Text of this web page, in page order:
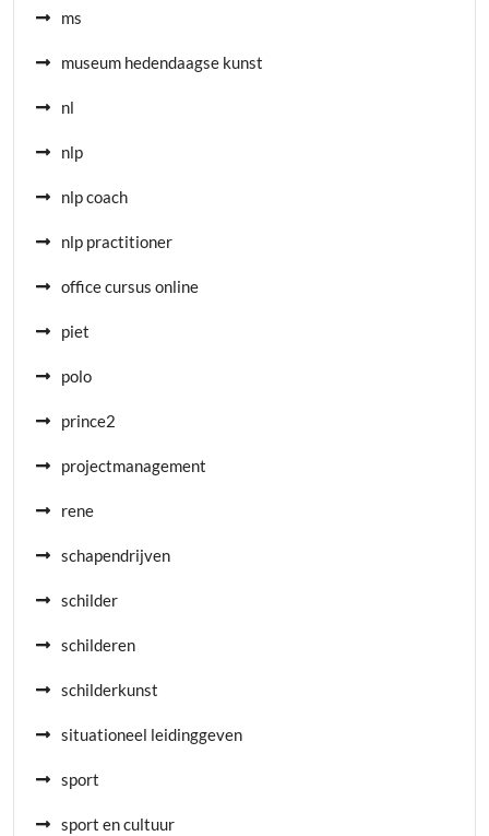
ms
museum hedendaagse kunst
nl
nlp
nlp coach
nlp practitioner
office cursus online
piet
polo
prince2
projectmanagement
rene
schapendrijven
schilder
schilderen
schilderkunst
situationeel leidinggeven
sport
sport en cultuur